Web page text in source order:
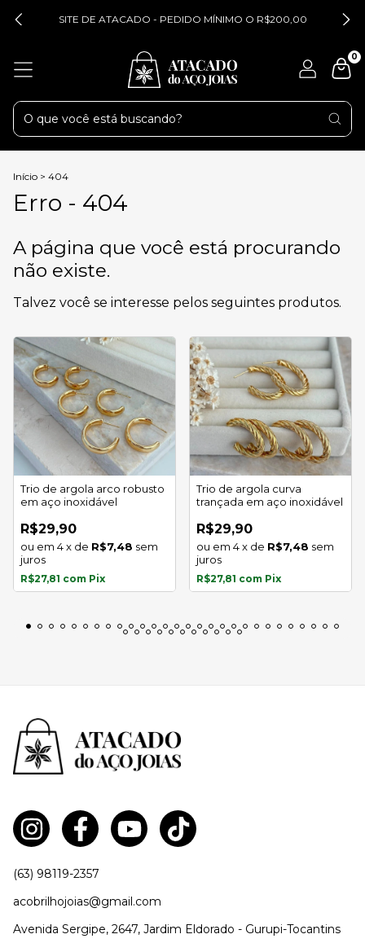
SITE DE ATACADO - PEDIDO MÍNIMO O R$200,00
0
Início > 404
Erro - 404
A página que você está procurando
não existe.
Talvez você se interesse pelos seguintes produtos.
Trio de argola arco robusto
em aço inoxidável
R$29,90
4x de R$7,48 sem
juros
R$27,81 com Pix
Trio de argola curva
trançada em aço inoxidável
R$29,90
4x de R$7,48 sem
juros
R$27,81 com Pix
(63) 98119-2357
acobrilhojoias@gmail.com
Avenida Sergipe, 2647, Jardim Eldorado - Gurupi-Tocantins